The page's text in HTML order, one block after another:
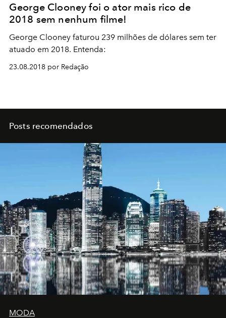
George Clooney foi o ator mais rico de
2018 sem nenhum filme!
George Clooney faturou 239 milhões de dólares sem ter
atuado em 2018. Entenda:
23.08.2018 por Redação
Posts recomendados
MODA